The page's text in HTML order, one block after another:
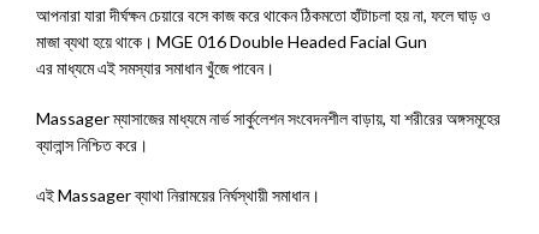
আপনারা যারা দীর্ঘক্ষন চেয়ারে বসে কাজ করে থাকেন ঠিকমতো হাঁটাচলা হয় না, ফলে ঘাড় ও
মাজা ব্যথা হয়ে থাকে। MGE 016 Double Headed Facial Gun
এর মাধ্যমে এই সমস্যার সমাধান খুঁজে পাবেন।
Massager ম্যাসাজের মাধ্যমে নার্ভ সার্কুলেশন সংবেদনশীল বাড়ায়, যা শরীরের অঙ্গসমূহের
ব্যালান্স নিশ্চিত করে।
এই Massager ব্যাথা নিরাময়ের নির্ঘস্থায়ী সমাধান।